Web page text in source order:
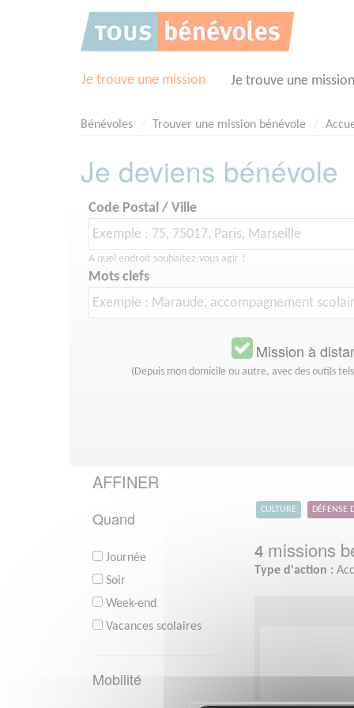
Je trouve une mission Je trouve une
Bénévoles Trouver une mission bénévole
Je deviens bénévole
Code Postal / Ville
A quel endroit souhaitez-vous agir ?
Mots clefs
Mission à
(Depuis mon domicile ou autre, avec des outils
AFFINER
Quand
Journée
Soir
Week-end
Vacances scolaires
Mobilité
CULTURE DÉFENSE
4 missions
Type d'action :